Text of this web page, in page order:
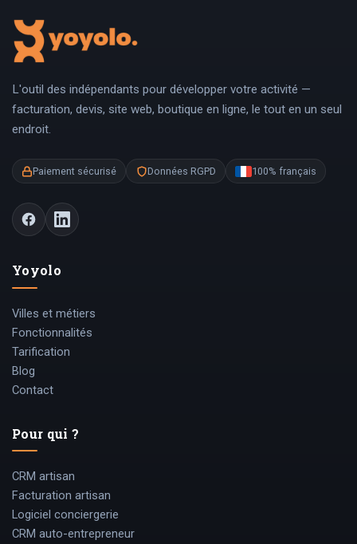
L'outil des indépendants pour développer votre activité —
facturation, devis, site web, boutique en ligne, le tout en un seul
endroit.
Paiement sécurisé Données RGPD 100% français
Yoyolo
Villes et métiers
Fonctionnalités
Tarification
Blog
Contact
Pour qui ?
CRM artisan
Facturation artisan
Logiciel conciergerie
CRM auto-entrepreneur